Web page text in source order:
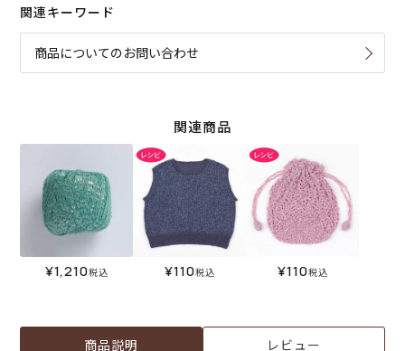
関連キーワード
商品についてのお問い合わせ
関連商品
¥1,210税込 ¥110税込 ¥110税込
商品説明 レビュー